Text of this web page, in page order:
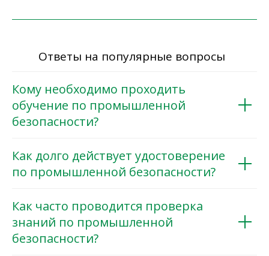
Ответы на популярные вопросы
Кому необходимо проходить
обучение по промышленной
безопасности?
Как долго действует удостоверение
по промышленной безопасности?
Как часто проводится проверка
знаний по промышленной
безопасности?